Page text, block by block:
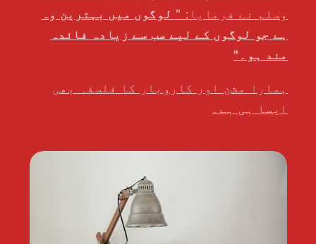
وسلم نے فرمایا: " لوگوں میں بہترین وہ
ہے جو لوگوں کے لیے سب سے زیادہ فائدہ
مند ہو۔"
ہمارا مشن اور کاروبار کا فلسفہ بھی
ایسا ہی ہے۔